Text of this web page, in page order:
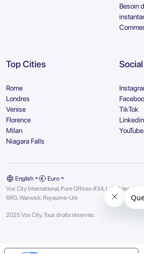
Besoin
Top Cities
Rome
Londres
Venise
Florence
Milan
Niagara Falls
Social
TikTok
Linkedin
YouTube
English
Euro
Vox City International, Pure Offices #34, Lake View
6RG, Warwick, Royaume-Uni
2025 Vox City, Tous droits réservés.